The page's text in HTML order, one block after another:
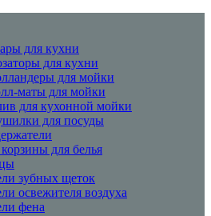
для кухни
для кухни
для мойки
маты для мойки
для кухонной мойки
для посуды
для белья
зубных щеток
освежителя воздуха
фена